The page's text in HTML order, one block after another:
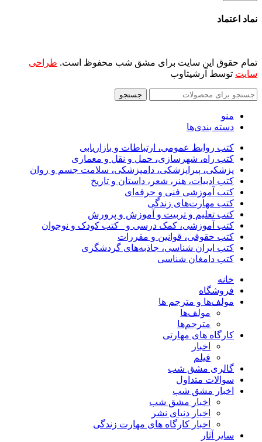
نماد اعتماد
تمام حقوق این سایت برای مشق شب محفوظ است. طراحی
سایت توسط آرشیتاوب
جستجو
منو
دسته بندی‌ها
کتب روابط عمومی، ارتباطات و بازاریابی
کتب راه، شهرسازی، حمل و نقل و معماری
پزشکی، پیراپزشکی، دامپزشکی، سلامت جسم و روان
کتب ادبیات، هنر، شعر، داستان و تاریخ
کتب آموزشی فنی و حرفه‌ای
کتب مهارت‌های زندگی
کتب تعلیم و تربیت و آموزش و پرورش
کتب آموزشی، کمک درسی و _کتب کودک و نوجوان
کتب حقوقی، قوانین و مقررات
کتب ایران شناسی، جاذبه‌های گردشگری
کتب دامغان شناسی
خانه
فروشگاه
مولف‌ها و مترجم ها
مولف‌ها
مترجم‌ها
کارگاه های مهارتی
اخبار
فیلم
گالری مشق شب
سوالات متداول
اخبار مشق شب
اخبار مشق شب
اخبار دنیای نشر
اخبار کارگاه های مهارت زندگی
سایر آثار